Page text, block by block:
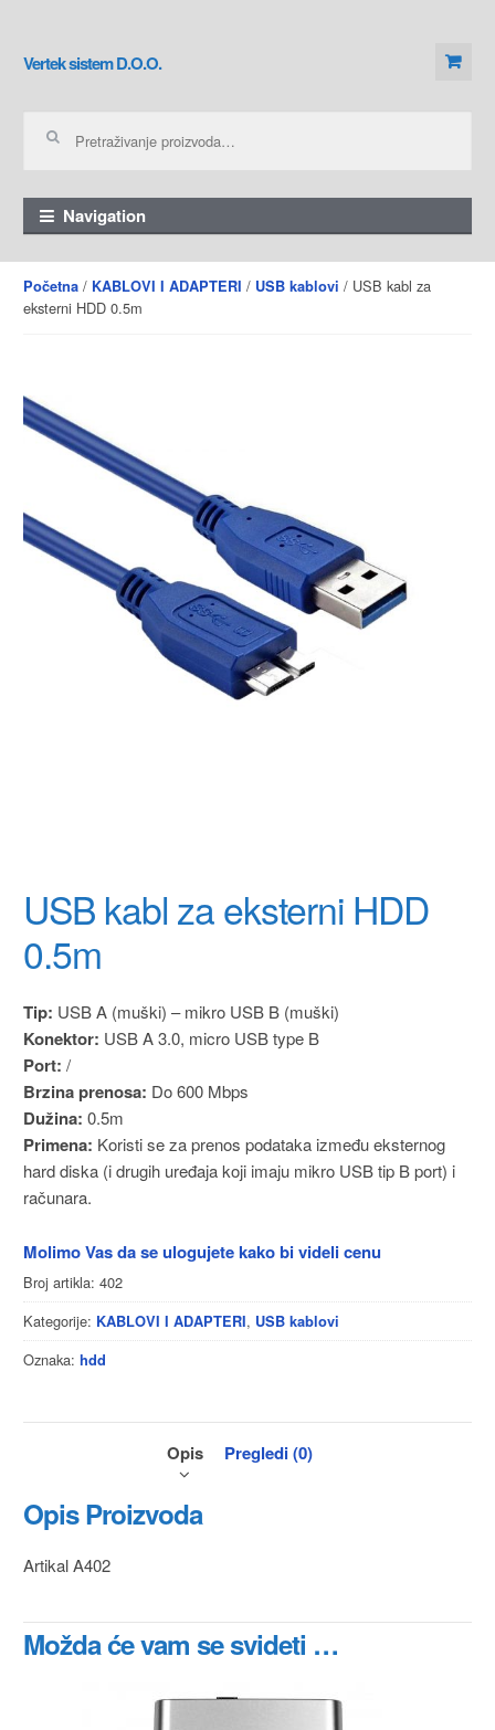
Skip to navigation
Skip to content
Vertek sistem D.O.O.
Navigation
Početna/ KABLOVI I ADAPTERI / USB kablovi / USB kabl za
eksterni HDD 0.5m
USB kabl za eksterni HDD
0.5m
Tip: USB A (muški) – mikro USB B (muški)
Konektor: USB A 3.0, micro USB type B
Port: /
Brzina prenosa: Do 600 Mbps
Dužina: 0.5m
Primena: Koristi se za prenos podataka između eksternog
hard diska (i drugih uređaja koji imaju mikro USB tip B port) i
računara.
Molimo Vas da se ulogujete kako bi videli cenu
Broj artikla: 402
Kategorije: KABLOVI I ADAPTERI, USB kablovi
Oznaka: hdd
Opis Pregledi (0)
Opis Proizvoda
Artikal A402
Možda će vam se svideti …